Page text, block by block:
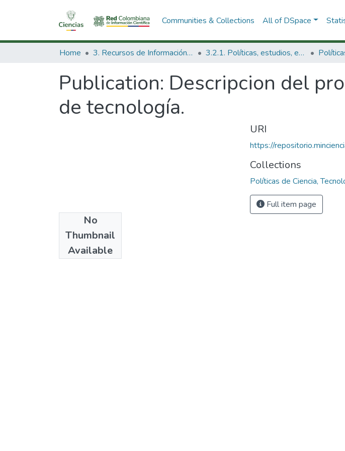
Communities & Collections All of DSpace
Home 3. Recursos de Información Científica y Tecnológica 3.2.1. Políticas, estudios, evaluaciones e indicadores de CTeI
Publication: Descripcion del
de tecnología.
No
Thumbnail
Available
Authors
C. Martinez Vidal
URI
https://
Collections
Políticas de Ciencia,
Full item page